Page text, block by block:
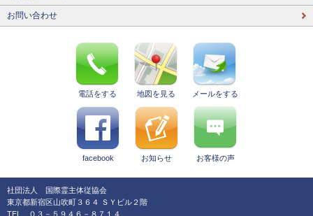
お問い合わせ
電話をする 地図を見る メールをする
facebook お知らせ お客様の声
社団法人 国際霊主体従協会
東京都新宿区山吹町３６４ ＳＹビル２階
TEL ０３－５９４６－８７１４